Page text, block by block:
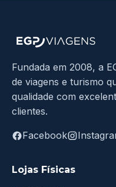
Fundada em 2008, a
de viagens e turismo
qualidade com
clientes.
Facebook
Lojas Físicas